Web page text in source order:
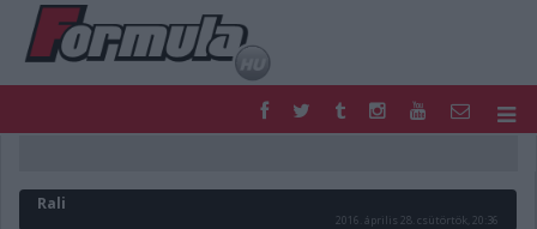
FORMULA
MOTOR
Rali
2016. április 28. csütörtök, 20:36